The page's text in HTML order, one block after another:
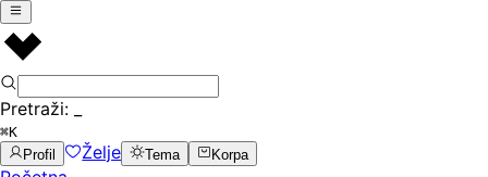
Pretraži:
⌘K
Profil
Želje Tema Korpa